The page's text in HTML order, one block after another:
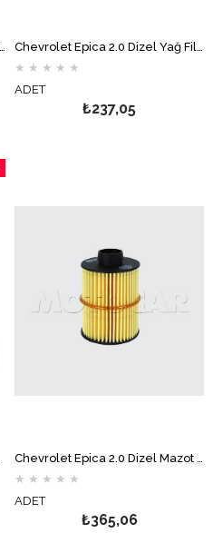
★ ★ ★ ★ ★
ADET
₺237,05
Chevrolet Epica 2.0 Dizel Mazot Filtresi MOTOCAR
★ ★ ★ ★ ★
ADET
₺365,06